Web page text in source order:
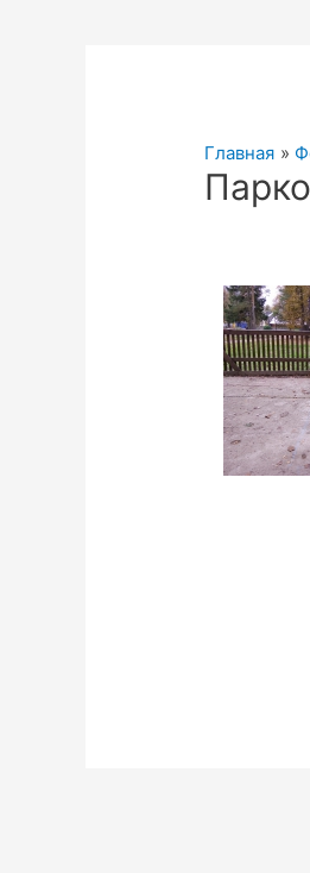
Главная